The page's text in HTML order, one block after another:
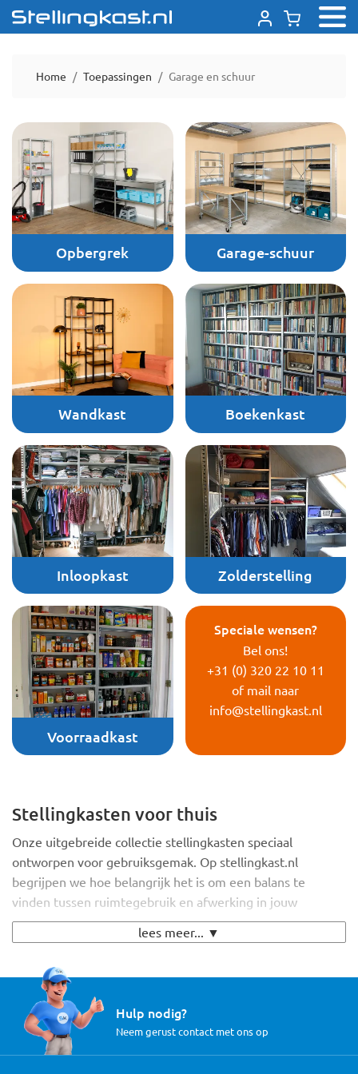
Home Toepassingen Garage en schuur
Opbergrek Garage-schuur
Wandkast Boekenkast
Inloopkast Zolderstelling
Voorraadkast
Speciale wensen?
Bel ons!
+31 (0) 320 22 10 11
of mail naar
info@stellingkast.nl
Stellingkasten voor thuis
Onze uitgebreide collectie stellingkasten speciaal
ontworpen voor gebruiksgemak. Op stellingkast.nl
begrijpen we hoe belangrijk het is om een balans te
vinden tussen ruimtegebruik en afwerking in jouw
woonruimte. Daarom bieden we een ruim assortiment aan
stellingkasten die niet alleen praktisch zijn, maar ook
Waarom kiezen voor Stellingkast.nl?
• Maatwerk: Configureer je stellingkast in vier eenvoudige
stappen.
lees meer... ▼
Hulp nodig?
Neem gerust contact met ons op